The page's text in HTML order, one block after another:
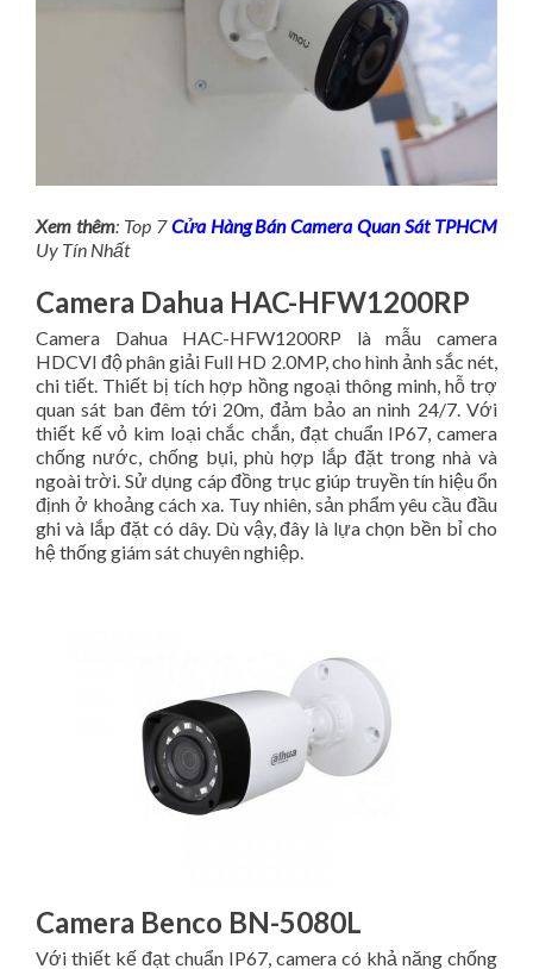
Xem thêm: Top 7Cửa Hàng Bán Camera Quan Sát TPHCM
Uy Tín Nhất
Camera Dahua HAC-HFW1200RP
Camera Dahua HAC-HFW1200RP là mẫu camera
HDCVI độ phân giải Full HD 2.0MP, cho hình ảnh sắc nét,
chi tiết. Thiết bị tích hợp hồng ngoại thông minh, hỗ trợ
quan sát ban đêm tới 20m, đảm bảo an ninh 24/7. Với
thiết kế vỏ kim loại chắc chắn, đạt chuẩn IP67, camera
chống nước, chống bụi, phù hợp lắp đặt trong nhà và
ngoài trời. Sử dụng cáp đồng trục giúp truyền tín hiệu ổn
định ở khoảng cách xa. Tuy nhiên, sản phẩm yêu cầu đầu
ghi và lắp đặt có dây. Dù vậy, đây là lựa chọn bền bỉ cho
hệ thống giám sát chuyên nghiệp.
Camera Benco BN-5080L
Với thiết kế đạt chuẩn IP67, camera có khả năng chống